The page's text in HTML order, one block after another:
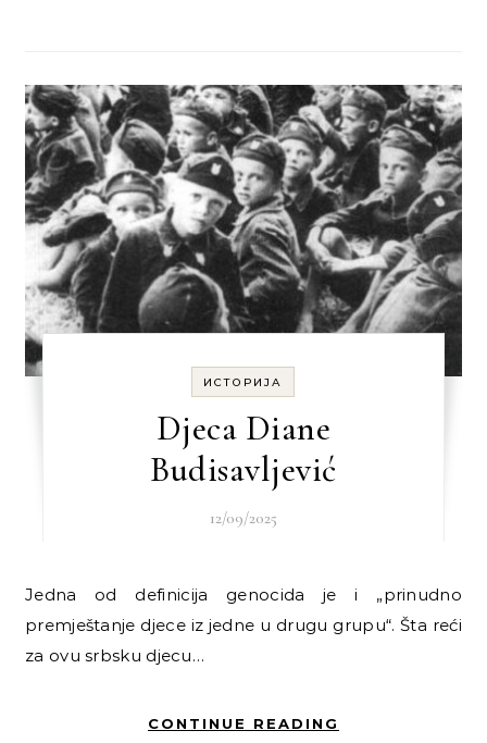
ИСТОРИЈА
Djeca Diane
Budisavljević
12/09/2025
Jedna od definicija genocida je i „prinudno
premještanje djece iz jedne u drugu grupu“. Šta reći
za ovu srbsku djecu…
CONTINUE READING